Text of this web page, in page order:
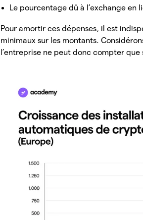
Le pourcentage dû à l’exchange
Pour amortir ces dépenses, il est
minimaux sur les montants.
l’entreprise ne peut donc compter